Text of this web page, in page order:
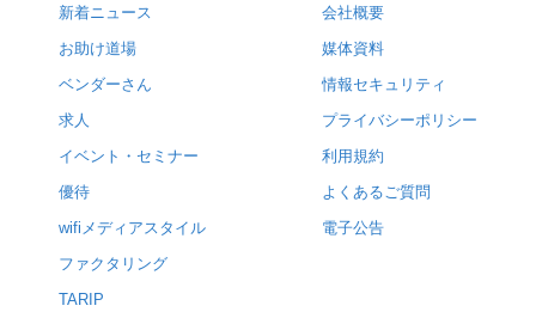
新着ニュース
お助け道場
ベンダーさん
求人
イベント・セミナー
優待
wifiメディアスタイル
ファクタリング
TARIP
会社概要
媒体資料
情報セキュリティ
プライバシーポリシー
利用規約
よくあるご質問
電子公告